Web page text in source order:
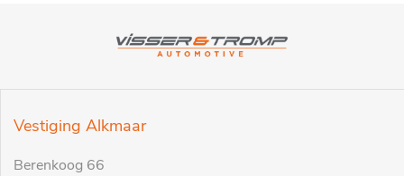
Vestiging Alkmaar
Berenkoog 66